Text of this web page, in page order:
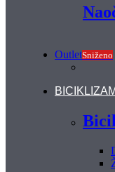
OutletSniženo
BICIKLIZAM